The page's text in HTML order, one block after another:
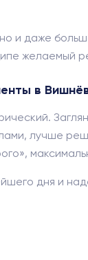
и даже
желаемый
в
лучше
дня и